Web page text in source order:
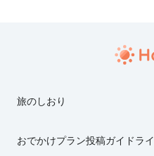
旅のしおり
おでかけプラン投稿ガイドラ